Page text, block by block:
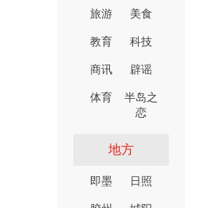
旅游 美食
教育 科技
商讯 辟谣
体育
半岛之
恋
地方
即墨 日照